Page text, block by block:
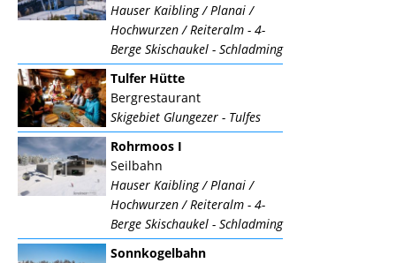
Hauser Kaibling / Planai /
Hochwurzen / Reiteralm - 4-
Berge Skischaukel - Schladming
Tulfer Hütte
Bergrestaurant
Skigebiet Glungezer - Tulfes
Rohrmoos I
Seilbahn
Hauser Kaibling / Planai /
Hochwurzen / Reiteralm - 4-
Berge Skischaukel - Schladming
Sonnkogelbahn